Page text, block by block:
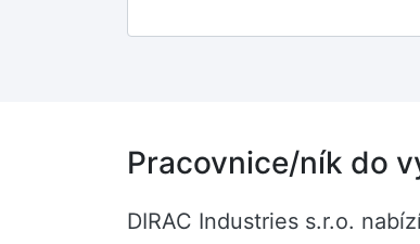
Pracovnice/ník do
DIRAC Industries s.r.o.